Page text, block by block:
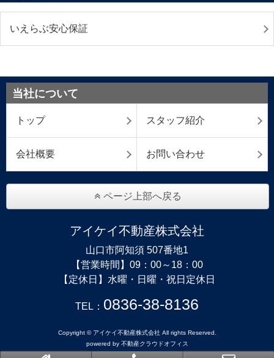
いえらぶ安心保証
当社について
トップ スタッフ紹介
会社概要 お問い合わせ
ページ上部へ戻る
アイケイ不動産株式会社
山口市阿知須 507番地1
【営業時間】09：00～18：00
【定休日】水曜・日曜・祝日定休日
TEL： 0836-38-8136
Copyright © アイケイ不動産株式会社 All rights Reserved.
powered by 不動産クラウドオフィス